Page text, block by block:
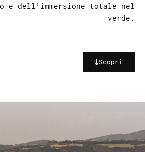
e dell’immersione totale nel
verde.
Scopri